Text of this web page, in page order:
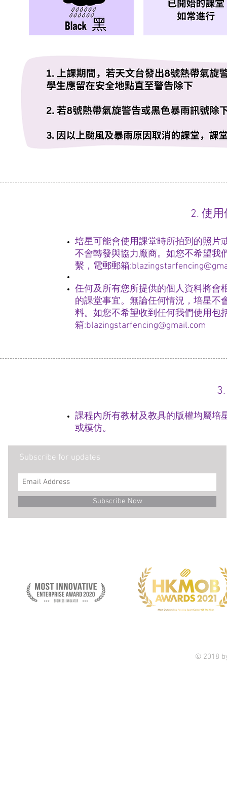
2. 使
培星可能會使用課堂時所拍到的照片
不會轉發與協力廠商。如您不希望我
繫，電郵郵箱:
任何及所有您所提供的個人資料將會
的課堂事宜。無論任何情況，培星不
料。如您不希望收到任何我們使用包
箱:blazingstarfencing@gmail.com
課程內所有教材及教具的版權均屬培
或模仿。
Subscribe for updates
Subscribe Now
© 2018